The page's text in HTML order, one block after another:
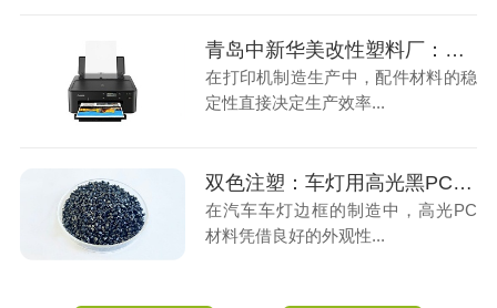
青岛中新华美改性塑料厂：带你了解打印机配件用阻燃PC/ABS材料
在打印机制造生产中，配件材料的稳
定性直接决定生产效率...
双色注塑：车灯用高光黑PC材料哪家改性塑料厂靠谱
在汽车车灯边框的制造中，高光PC
材料凭借良好的外观性...